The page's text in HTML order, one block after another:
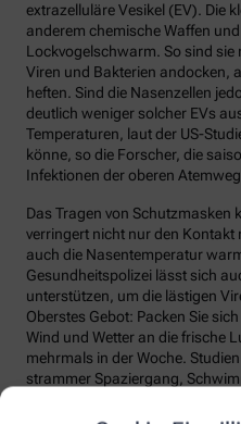
extrazelluläre Vesikel (EV). Die
anderem chemische Waffen
Lockvogelschwarm. So sind sie
Viren und Bakterien andocken,
heften. Sind die Nasenzellen
deutlich weniger solcher EVs
Temperaturen, laut der US-
könne, so die Forscher, die
Infektionen der oberen
Das Tragen von Schutzmasken
verringert nicht nur den
auch die Nasentemperatur
Gesundheitspolizei lässt sich
unterstützen, um die lästigen
Oberstes Gebot: Packen Sie
Wind und Wetter an die frische
mehrmals in der Woche.
strammer Spaziergang,
Regelmäßige Bewegung sorgt